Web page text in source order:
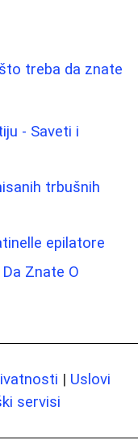
treba da znate
- Saveti i
trbušnih
epilatore
Znate O
| Uslovi
servisi